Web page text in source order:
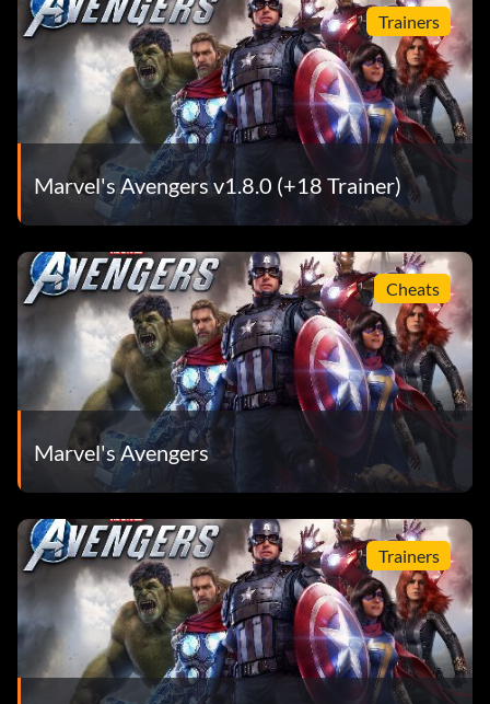
Trainers
Marvel's Avengers v1.8.0 (+18 Trainer)
Cheats
Marvel's Avengers
Trainers